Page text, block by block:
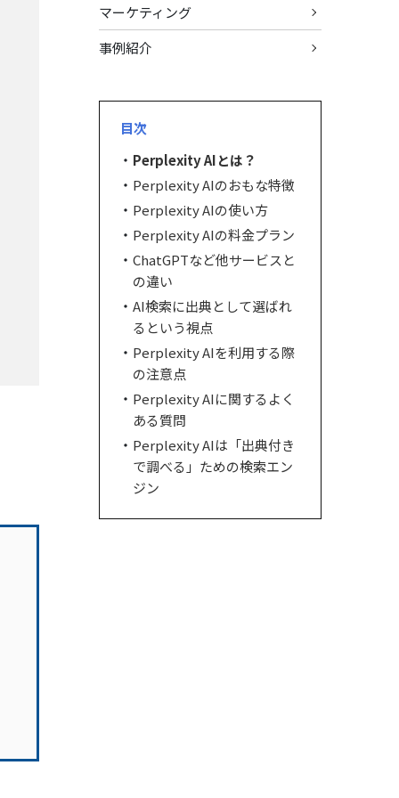
マーケティング
事例紹介
目次
Perplexity AIとは？
Perplexity AIのおもな特徴
Perplexity AIの使い方
Perplexity AIの料金プラン
ChatGPTなど他サービスと
の違い
AI検索に出典として選ばれ
るという視点
Perplexity AIを利用する際
の注意点
Perplexity AIに関するよく
ある質問
Perplexity AIは「出典付き
で調べる」ための検索エン
ジン